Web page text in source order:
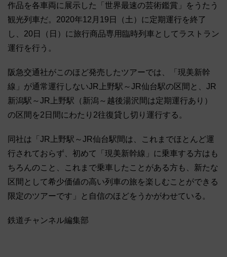
作品を各車両に展示した「世界最速の芸術鑑賞」をうたう
観光列車だ。2020年12月19日（土）に定期運行を終了
し、20日（日）に旅行商品専用臨時列車としてラストラン
運行を行う。
阪急交通社がこのほど発売したツアーでは、「現美新幹
線」が通常運行しないJR上野駅～JR仙台駅の区間と、JR
新潟駅～JR上野駅（新潟～越後湯沢間は定期運行あり）
の区間を2日間にわたり2往復貸し切り運行する。
同社は「JR上野駅～JR仙台駅間は、これまでほとんど運
行されておらず、初めて「現美新幹線」に乗車する方はも
ちろんのこと、これまで乗車したことがある方も、新たな
区間として希少価値の高い列車の旅を楽しむことができる
限定のツアーです」と自信のほどをうかがわせている。
鉄道チャンネル編集部